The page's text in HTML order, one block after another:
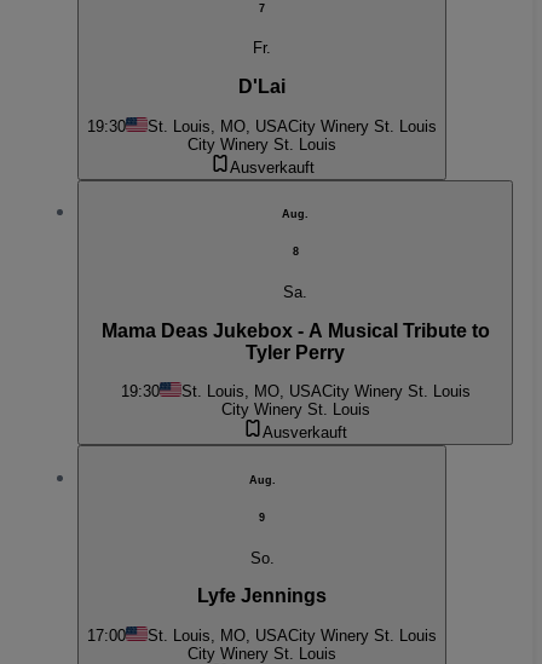
7
Fr.
D'Lai
19:30 St. Louis, MO, USACity Winery St. Louis
City Winery St. Louis
Ausverkauft
Aug.
8
Sa.
Mama Deas Jukebox - A Musical Tribute to
Tyler Perry
19:30 St. Louis, MO, USACity Winery St. Louis
City Winery St. Louis
Ausverkauft
Aug.
9
So.
Lyfe Jennings
17:00 St. Louis, MO, USACity Winery St. Louis
City Winery St. Louis